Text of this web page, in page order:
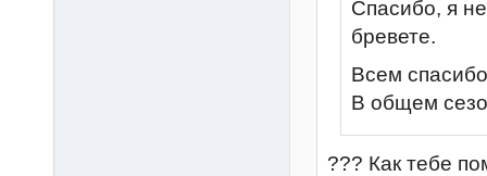
Спасибо, я
бревете.
Всем
В общем
??? Как тебе